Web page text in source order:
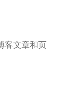
客文章和页